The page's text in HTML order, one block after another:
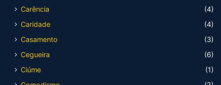
Carência
(4)
Caridade
(4)
Casamento
(3)
Cegueira
(6)
Ciúme
(1)